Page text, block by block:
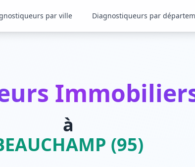
par ville Diagnostiqueurs par
à
(95)